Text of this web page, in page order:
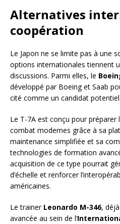
Alternatives
coopération
Le Japon ne se limite pas à une
options internationales tiennent
discussions. Parmi elles, le
développé par Boeing et Saab
cité comme un candidat potentiel.
Le T-7A est conçu pour préparer
combat modernes grâce à sa
maintenance simplifiée et sa
technologies de formation
acquisition de ce type pourrait
d’échelle et renforcer
américaines.
Le trainer Leonardo M-346,
avancée au sein de l’